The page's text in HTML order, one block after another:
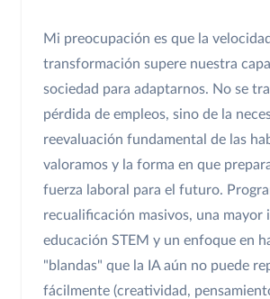
Mi preocupación es que la
transformación supere nuestra
sociedad para adaptarnos. No se
pérdida de empleos, sino de la
reevaluación fundamental de las
valoramos y la forma en que
fuerza laboral para el futuro.
recualificación masivos, una mayor
educación STEM y un enfoque en
"blandas" que la IA aún no puede
fácilmente (creatividad,